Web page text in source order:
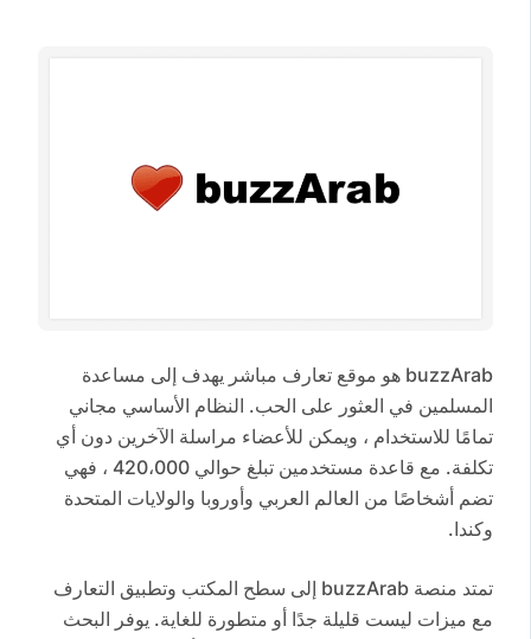
buzzArab هو موقع تعارف مباشر يهدف إلى مساعدة
المسلمين في العثور على الحب. النظام الأساسي مجاني
تمامًا للاستخدام ، ويمكن للأعضاء مراسلة الآخرين دون أي
تكلفة. مع قاعدة مستخدمين تبلغ حوالي 420،000 ، فهي
تضم أشخاصًا من العالم العربي وأوروبا والولايات المتحدة
وكندا.
تمتد منصة buzzArab إلى سطح المكتب وتطبيق التعارف
مع ميزات ليست قليلة جدًا أو متطورة للغاية. يوفر البحث